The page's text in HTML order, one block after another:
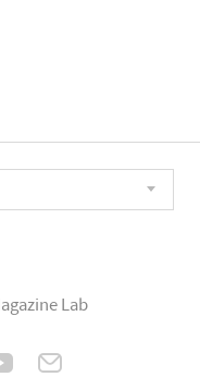
Lab